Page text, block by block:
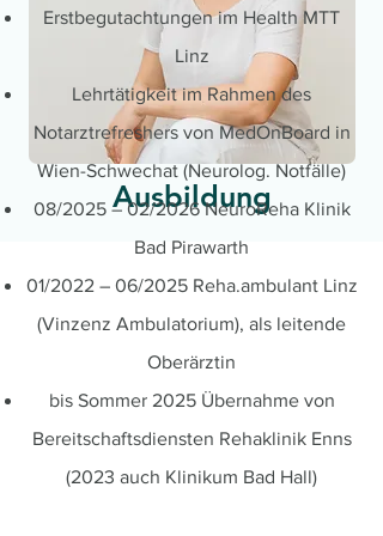
Ausbildung
Erstbegutachtungen im Health MTT
Linz
Lehrtätigkeit im Rahmen des
Notarztrefreshers von MedOnBoard in
Wien-Schwechat (Neurolog. Notfälle)
08/2025 – 02/2026 NeuroReha Klinik
Bad Pirawarth
01/2022 – 06/2025 Reha.ambulant Linz
(Vinzenz Ambulatorium), als leitende
Oberärztin
bis Sommer 2025 Übernahme von
Bereitschaftsdiensten Rehaklinik Enns
(2023 auch Klinikum Bad Hall)​